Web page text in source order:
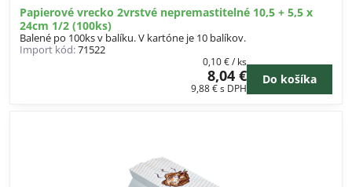
Papierové vrecko 2vrstvé nepremastitelné 10,5 + 5,5 x
24cm 1/2 (100ks)
Balené po 100ks v balíku. V kartóne je 10 balíkov.
Import kód:71522
8,04 €
9,88 €s DPH
0,10 €/ ks
Do košíka